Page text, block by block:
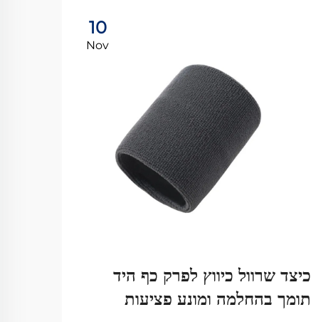
10
Nov
כיצד שרוול כיווץ לפרק כף היד
תומך בהחלמה ומונע פציעות